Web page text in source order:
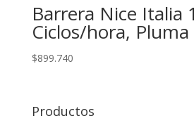
Barrera Nice Italia
Ciclos/hora,
$899.740
Productos